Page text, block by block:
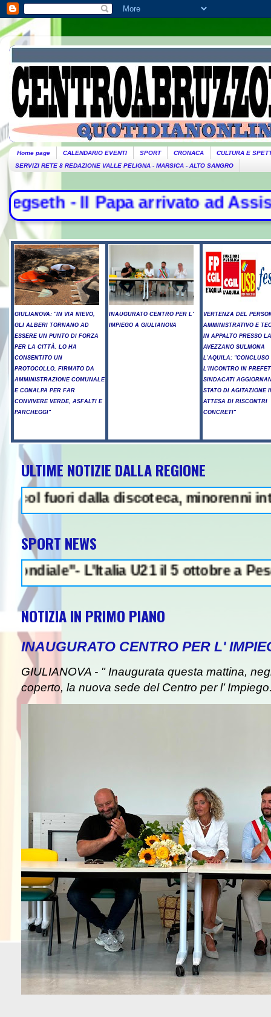
Home page CALENDARIO EVENTI SPORT CRONACA
CULTURA E
SERVIZI RETE 8 REDAZIONE VALLE PELIGNA - MARSICA - ALTO SANGRO
arrivato ad Assisi
GIULIANOVA: "IN VIA NIEVO,
GLI ALBERI TORNANO AD
ESSERE UN PUNTO DI FORZA
PER LA CITTÀ. LO HA
CONSENTITO UN
PROTOCOLLO, FIRMATO DA
AMMINISTRAZIONE COMUNALE
E CONALPA PER FAR
CONVIVERE VERDE, ASFALTI E
PARCHEGGI"
INAUGURATO CENTRO PER L'
IMPIEGO A GIULIANOVA
VERTENZA DEL
AMMINISTRATIVO E
IN APPALTO PRESSO
AVEZZANO SULMONA
L’AQUILA: "CONCLUSO
L'INCONTRO IN
SINDACATI
STATO DI AGITAZIONE
ATTESA DI RISCONTRI
CONCRETI"
ULTIME NOTIZIE DALLA REGIONE
dalla discoteca, minorenni
SPORT NEWS
L'Italia U21 il 5 ottobre a Pescara
NOTIZIA IN PRIMO PIANO
INAUGURATO CENTRO PER L'
GIULIANOVA - " Inaugurata questa mattina,
coperto, la nuova sede del Centro per l’
- Arresto illegale e peculato,